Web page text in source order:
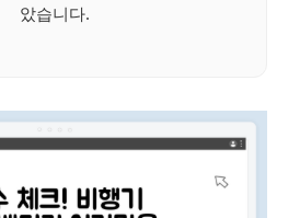
았습니다.